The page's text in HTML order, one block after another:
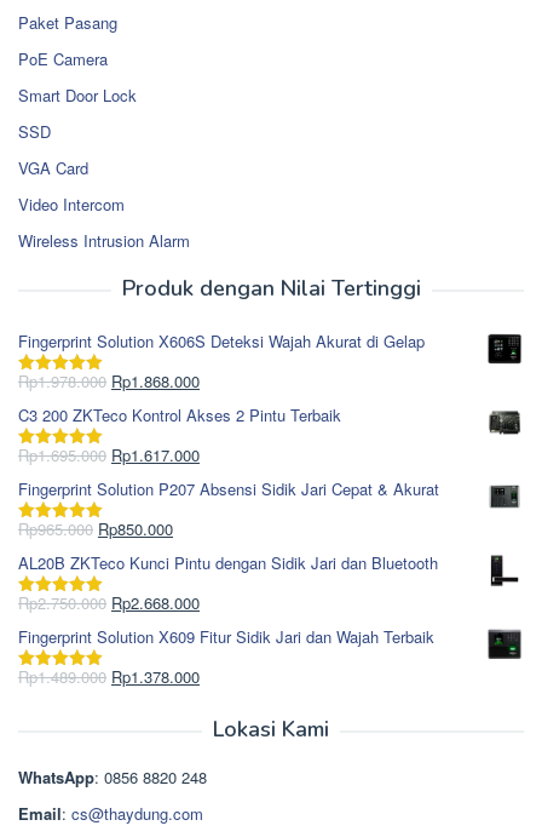
Paket Pasang
PoE Camera
Smart Door Lock
SSD
VGA Card
Video Intercom
Wireless Intrusion Alarm
Produk dengan Nilai Tertinggi
Fingerprint Solution X606S Deteksi Wajah Akurat di Gelap
Dinilai5.00
Rp1.978.000 Harga
aslinya
adalah:
Rp1.978.000.
Rp1.868.000Harga
saat
ini
adalah:
C3 200 ZKTeco Kontrol Akses 2 Pintu Terbaik
Dinilai5.00
Rp1.695.000 Harga
aslinya
adalah:
Rp1.695.000.
Rp1.617.000Harga
saat
ini
Fingerprint Solution P207 Absensi Sidik Jari Cepat & Akurat
Dinilai5.00
Rp965.000 Harga
aslinya
adalah:
Rp965.000.
Rp850.000Harga
saat
ini
adalah:
AL20B ZKTeco Kunci Pintu dengan Sidik Jari dan Bluetooth
Dinilai5.00
Rp2.750.000 Harga
aslinya
adalah:
Rp2.750.000.
Rp2.668.000Harga
saat
ini
adalah:
Fingerprint Solution X609 Fitur Sidik Jari dan Wajah Terbaik
Dinilai5.00
Rp1.489.000 Harga
Rp1.378.000Harga
Rp1.378.000.
Lokasi Kami
WhatsApp: 0856 8820 248
Email: cs@thaydung.com